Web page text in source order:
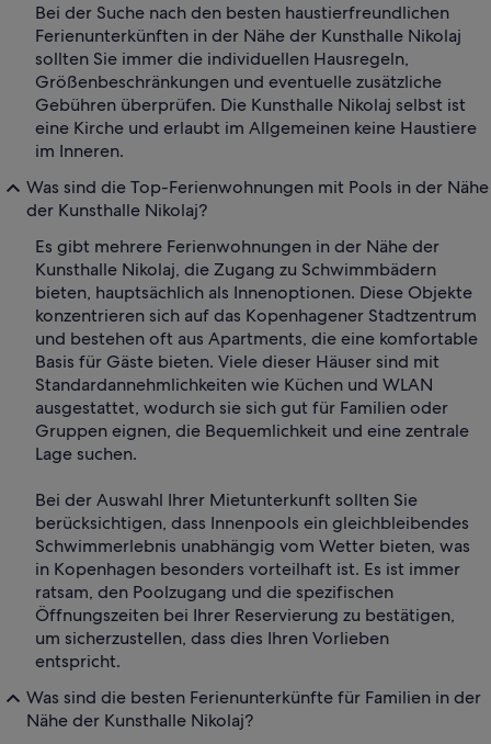
Bei der Suche nach den besten haustierfreundlichen
Ferienunterkünften in der Nähe der Kunsthalle Nikolaj
sollten Sie immer die individuellen Hausregeln,
Größenbeschränkungen und eventuelle zusätzliche
Gebühren überprüfen. Die Kunsthalle Nikolaj selbst ist
eine Kirche und erlaubt im Allgemeinen keine Haustiere
im Inneren.
Was sind die Top-Ferienwohnungen mit Pools in der Nähe
der Kunsthalle Nikolaj?
Es gibt mehrere Ferienwohnungen in der Nähe der
Kunsthalle Nikolaj, die Zugang zu Schwimmbädern
bieten, hauptsächlich als Innenoptionen. Diese Objekte
konzentrieren sich auf das Kopenhagener Stadtzentrum
und bestehen oft aus Apartments, die eine komfortable
Basis für Gäste bieten. Viele dieser Häuser sind mit
Standardannehmlichkeiten wie Küchen und WLAN
ausgestattet, wodurch sie sich gut für Familien oder
Gruppen eignen, die Bequemlichkeit und eine zentrale
Lage suchen.
Bei der Auswahl Ihrer Mietunterkunft sollten Sie
berücksichtigen, dass Innenpools ein gleichbleibendes
Schwimmerlebnis unabhängig vom Wetter bieten, was
in Kopenhagen besonders vorteilhaft ist. Es ist immer
ratsam, den Poolzugang und die spezifischen
Öffnungszeiten bei Ihrer Reservierung zu bestätigen,
um sicherzustellen, dass dies Ihren Vorlieben
entspricht.
Was sind die besten Ferienunterkünfte für Familien in der
Nähe der Kunsthalle Nikolaj?